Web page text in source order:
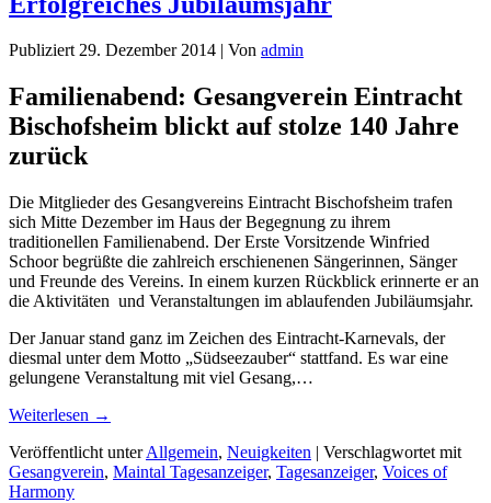
Publiziert 29. Dezember 2014 | Von admin
Familienabend: Gesangverein Eintracht
Bischofsheim blickt auf stolze 140 Jahre
zurück
Die Mitglieder des Gesangvereins Eintracht Bischofsheim trafen
sich Mitte Dezember im Haus der Begegnung zu ihrem
traditionellen Familienabend. Der Erste Vorsitzende Winfried
Schoor begrüßte die zahlreich erschienenen Sängerinnen, Sänger
und Freunde des Vereins. In einem kurzen Rückblick erinnerte er an
die Aktivitäten und Veranstaltungen im ablaufenden Jubiläumsjahr.
Der Januar stand ganz im Zeichen des Eintracht-Karnevals, der
diesmal unter dem Motto „Südseezauber“ stattfand. Es war eine
gelungene Veranstaltung mit viel Gesang,…
Weiterlesen →
Veröffentlicht unter Allgemein, Neuigkeiten | Verschlagwortet mit
Gesangverein, Maintal Tagesanzeiger, Tagesanzeiger, Voices of
Harmony